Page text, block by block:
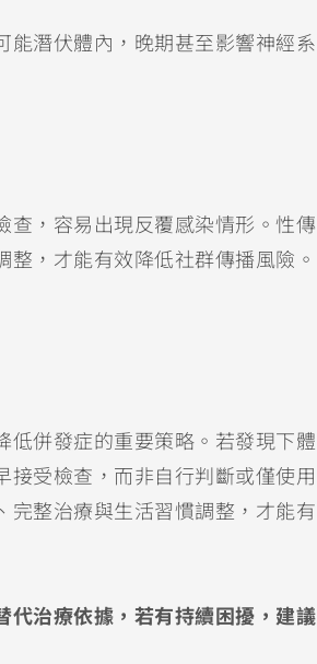
能潛伏體內，晚期甚至影響神經系
查，容易出現反覆感染情形。性傳
，才能有效降低社群傳播風險。
低併發症的重要策略。若發現下體
接受檢查，而非自行判斷或僅使用
完整治療與生活習慣調整，才能有
代治療依據，若有持續困擾，建議